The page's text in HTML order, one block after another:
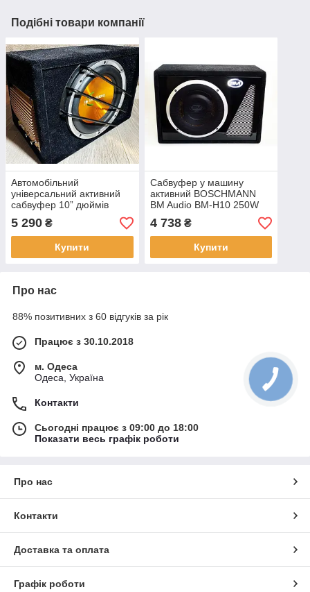
Подібні товари компанії
Автомобільний
універсальний активний
сабвуфер 10” дюймів
1200 W F1090
5 290 ₴
Купити
Сабвуфер у машину
активний BOSCHMANN
BM Audio BM-H10 250W
корпусний
4 738₴
Купити
Про нас
88% позитивних з 60 відгуків за рік
Працює з 30.10.2018
м. Одеса
Одеса, Україна
Контакти
Сьогодні працює з 09:00 до 18:00
Показати весь графік роботи
Про нас
Контакти
Доставка та оплата
Графік роботи